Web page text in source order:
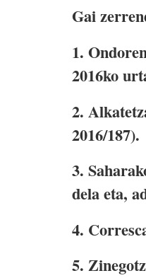
Gai
1.
2016ko
2.
2016/187).
3.
dela eta,
4.
5.